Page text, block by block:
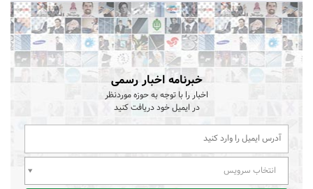
خبرنامه اخبار رسمی
اخبار را با توجه به حوزه موردنظر
در ایمیل خود دریافت کنید
انتخاب سرویس